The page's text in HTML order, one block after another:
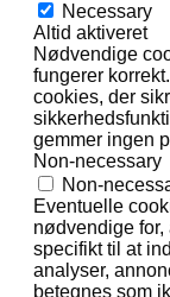
Necessary
Altid aktiveret
Nødvendige
fungerer
cookies, der
gemmer ingen
Non-necessary
Non-
Eventuelle
nødvendige
specifikt til at
analyser,
betegnes som